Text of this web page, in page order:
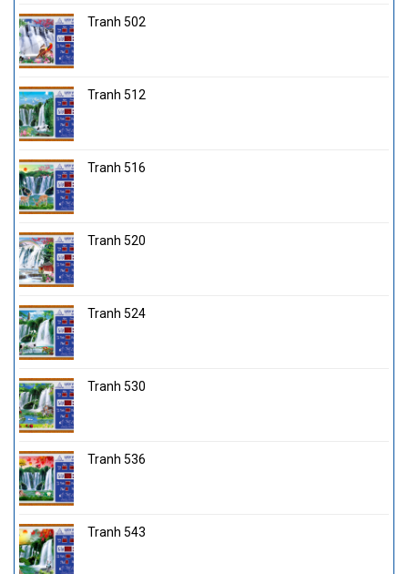
Tranh 502
Tranh 512
Tranh 516
Tranh 520
Tranh 524
Tranh 530
Tranh 536
Tranh 543